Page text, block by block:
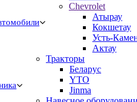
Chevrolet
Атырау
Кокшетау
Усть-
Актау
Тракторы
Беларус
YTO
Jinma